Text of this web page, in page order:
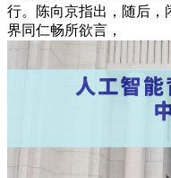
行。陈向京指出，随后，
界同仁畅所欲言，